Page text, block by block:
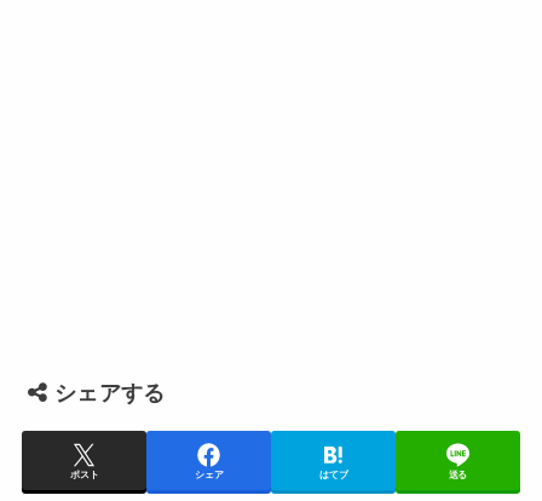
シェアする
ポスト シェア はてブ 送る